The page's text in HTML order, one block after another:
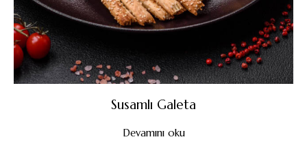
Susamlı Galeta
Devamını oku